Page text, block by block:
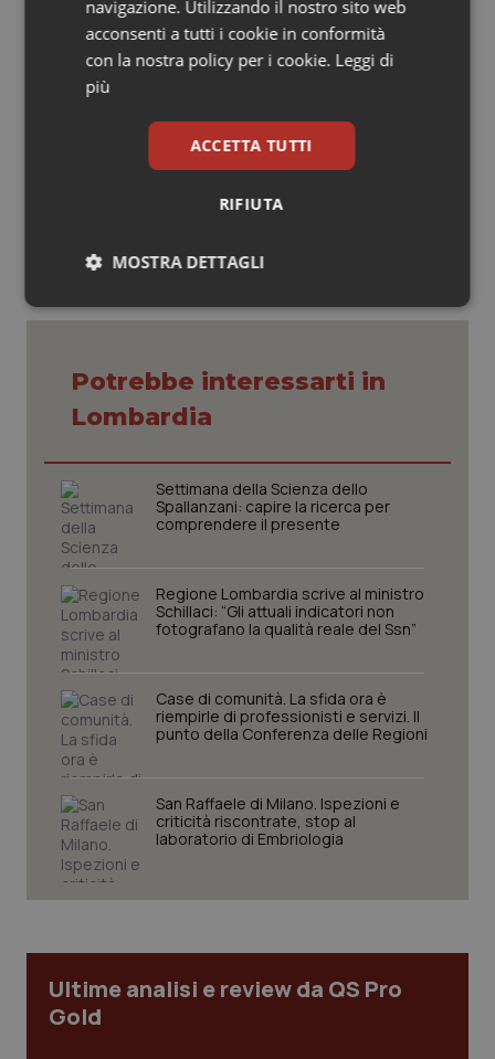
dovrebbero riconoscere le proprie responsabilità e
mettere in atto una serie di misure migliorative. Perché
qui c'è in ballo il diritto alla salute dei cittadini, oltre che
quello degli Infermieri”.
26 Giugno 2019
© Riproduzione riservata
Potrebbe interessarti in
Lombardia
Settimana della Scienza dello
Spallanzani: capire la ricerca per
comprendere il presente
Regione Lombardia scrive al ministro
Schillaci: “Gli attuali indicatori non
fotografano la qualità reale del Ssn”
Case di comunità. La sfida ora è
riempirle di professionisti e servizi. Il
punto della Conferenza delle Regioni
San Raffaele di Milano. Ispezioni e
criticità riscontrate, stop al
laboratorio di Embriologia
Ultime analisi e review da QS Pro
Gold
navigazione. Utilizzando il nostro sito web
acconsenti a tutti i cookie in conformità
con la nostra policy per i cookie. Leggi di
più
ACCETTA TUTTI
RIFIUTA
MOSTRA DETTAGLI
Necessari Statistici Marketing
Necessari Statistici Marketing
I cookie necessari contribuiscono a rendere fruibile il
sito web abilitandone funzionalità di base quali la
navigazione sulle pagine e l'accesso alle aree
protette del sito. Il sito web non è in grado di
Nome
Fornitore/Dominio
VISITOR_PRIVACY_METADATA
CookieScriptConsent
CookieScript